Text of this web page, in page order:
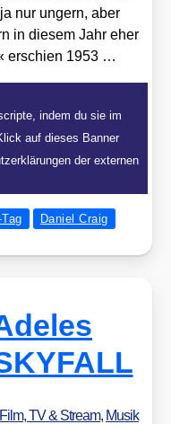
nur ungern, aber
in die­sem Jahr eher
erschien 1953 …
indem du sie im
auf dieses Banner
der externen
Daniel Craig
Film, TV & Stream, Musik